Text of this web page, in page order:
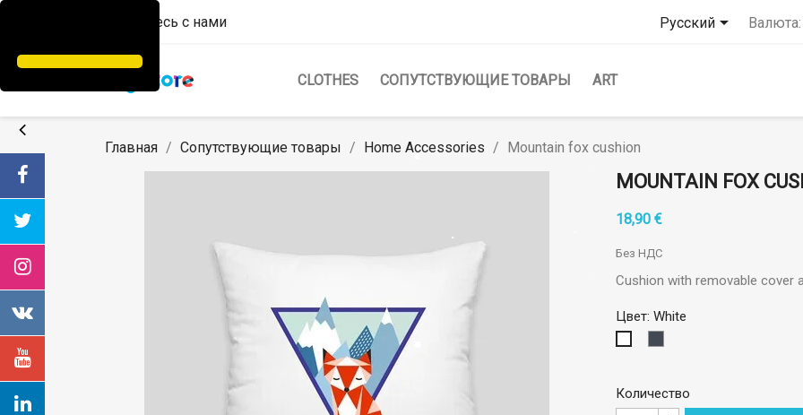
Свяжитесь с нами Русский Валюта:
CLOTHES СОПУТСТВУЮЩИЕ ТОВАРЫ ART
Главная Сопутствующие товары Home Accessories Mountain fox cushion
MOUNTAIN FOX
18,90 €
Без НДС
Cushion with removable cover
Цвет: White
Количество